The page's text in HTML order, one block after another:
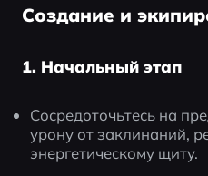
Создание и
1. Начальный этап
Сосредоточьтесь на
урону от заклинаний,
энергетическому щиту.